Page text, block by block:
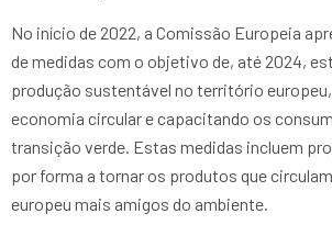
No início de 2022, a Comissão Europeia
de medidas com o objetivo de, até 2024,
produção sustentável no território
economia circular e capacitando os
transição verde. Estas medidas incluem
por forma a tornar os produtos que
europeu mais amigos do ambiente.